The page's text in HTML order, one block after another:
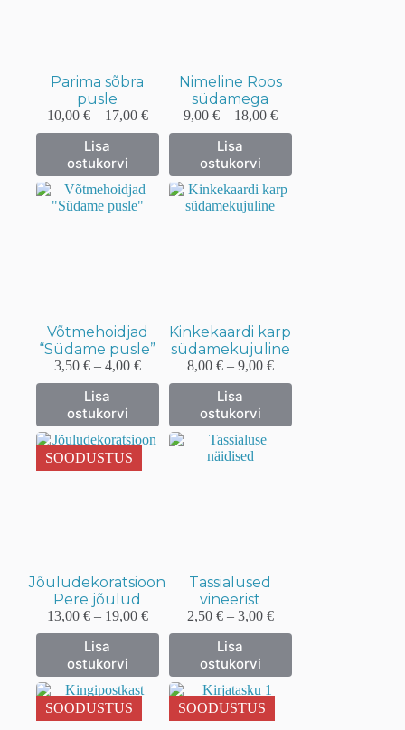
Parima sõbra
pusle
10,00 € – 17,00 €Hinnavahemik:
10,00 €
Lisa
ostukorvi
Sellel
tootel
on
mitu
varianti.
Nimeline Roos
südamega
9,00 € – 18,00 €Hinnavahemik:
9,00 €
Lisa
ostukorvi
Sellel
tootel
on
mitu
varianti.
Võtmehoidjad
“Südame pusle”
3,50 € – 4,00 €Hinnavahemik:
3,50 €
Lisa
ostukorvi
Sellel
tootel
on
mitu
varianti.
Valikuid
Kinkekaardi karp
südamekujuline
8,00 € – 9,00 €Hinnavahemik:
8,00 €
Lisa
ostukorvi
Sellel
tootel
on
mitu
varianti.
SOODUSTUS
Jõuludekoratsioon
Pere jõulud
13,00 € – 19,00 €Hinnavahemik:
13,00 €
Lisa
ostukorvi
Sellel
tootel
on
mitu
varianti.
Valikuid
Tassialused
vineerist
2,50 € – 3,00 €Hinnavahemik:
2,50 €
Lisa
ostukorvi
Sellel
tootel
on
mitu
varianti.
Valikuid
SOODUSTUS SOODUSTUS